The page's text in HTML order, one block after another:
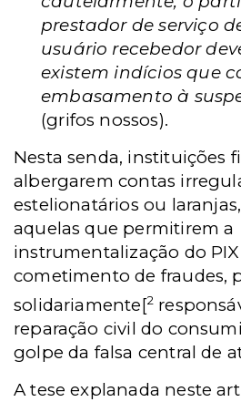
prestador de serviço
usuário recebedor
existem indícios que
embasamento à
(grifos nossos).
Nesta senda, instituições
albergarem contas
estelionatários ou
aquelas que permitirem a
instrumentalização do PIX
cometimento de fraudes,
solidariamente[2
reparação civil do
golpe da falsa central de
A tese explanada neste